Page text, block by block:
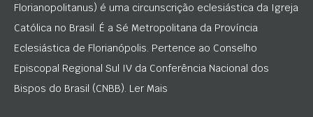
Florianopolitanus) é uma circunscrição eclesiástica da Igreja
Católica no Brasil. É a Sé Metropolitana da Província
Eclesiástica de Florianópolis. Pertence ao Conselho
Episcopal Regional Sul IV da Conferência Nacional dos
Bispos do Brasil (CNBB). Ler Mais